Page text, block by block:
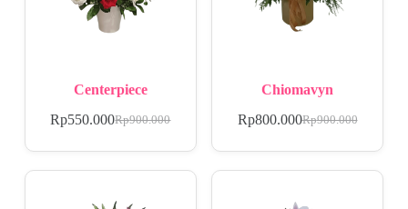
Centerpiece
Rp900.000
Rp550.000
Chiomavyn
Rp900.000
Rp800.000